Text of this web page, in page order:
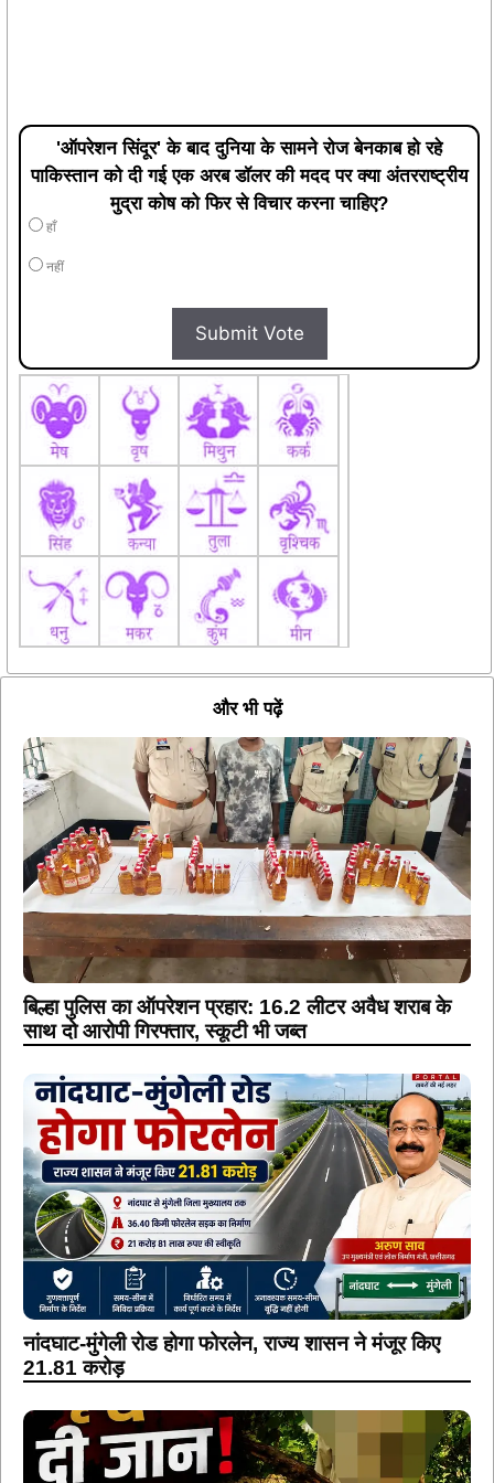
'ऑपरेशन सिंदूर' के बाद दुनिया के सामने रोज बेनकाब हो रहे
पाकिस्तान को दी गई एक अरब डॉलर की मदद पर क्या अंतरराष्ट्रीय
मुद्रा कोष को फिर से विचार करना चाहिए?
हाँ
नहीं
Submit Vote
और भी पढ़ें
बिल्हा पुलिस का ऑपरेशन प्रहार: 16.2 लीटर अवैध शराब के
साथ दो आरोपी गिरफ्तार, स्कूटी भी जब्त
नांदघाट-मुंगेली रोड होगा फोरलेन, राज्य शासन ने मंजूर किए
21.81 करोड़